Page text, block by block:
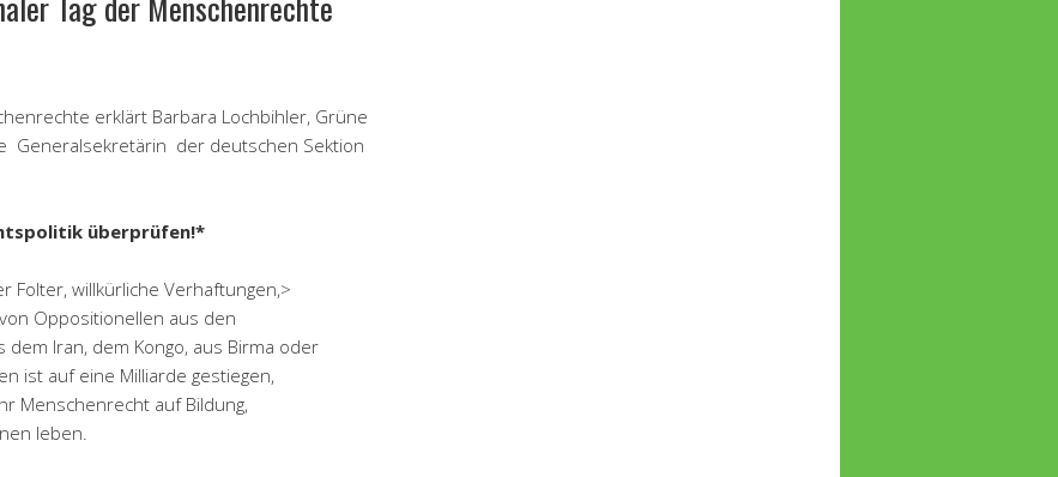
erklärt Barbara Lochbihler, Grüne
Generalsekretärin der deutschen Sektion
überprüfen!*
Folter, willkürliche Verhaftungen,>
Oppositionellen aus den
Iran, dem Kongo, aus Birma oder
ist auf eine Milliarde gestiegen,
Menschenrecht auf Bildung,
leben.